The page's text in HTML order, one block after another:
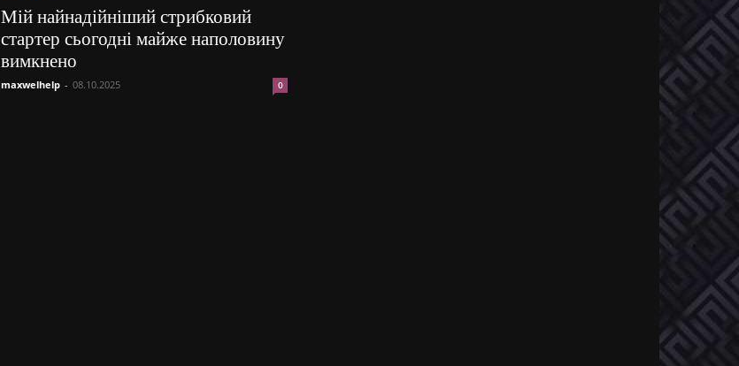
Мій найнадійніший стрибковий
стартер сьогодні майже наполовину
вимкнено
maxwelhelp - 08.10.2025 0